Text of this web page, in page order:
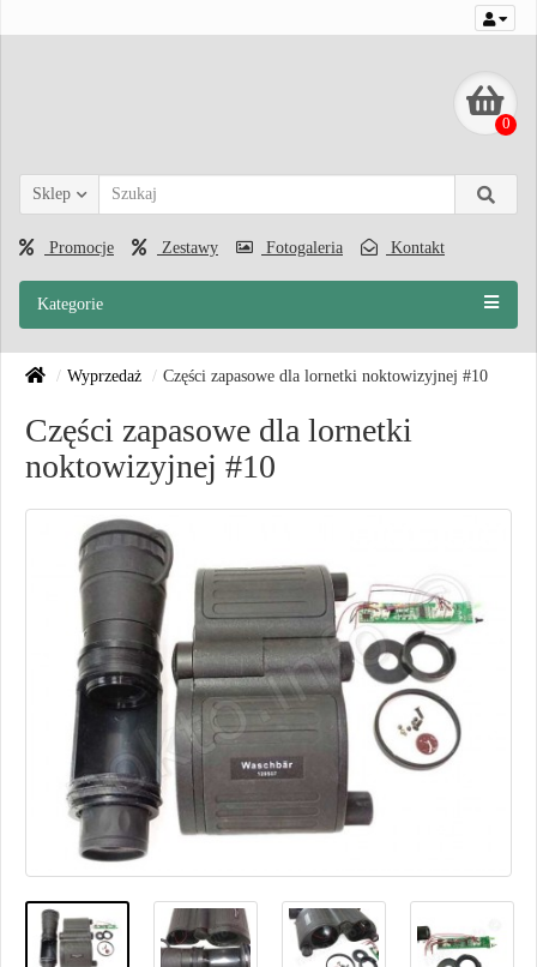
0
Sklep
Promocje Zestawy Fotogaleria Kontakt
Kategorie
Wyprzedaż Części zapasowe dla lornetki noktowizyjnej #10
Części zapasowe dla lornetki
noktowizyjnej #10